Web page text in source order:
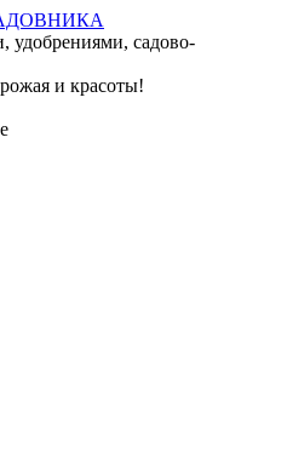
удобрениями, садово-
и красоты!